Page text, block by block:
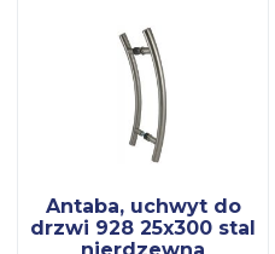
Antaba, uchwyt do
drzwi 928 25x300 stal